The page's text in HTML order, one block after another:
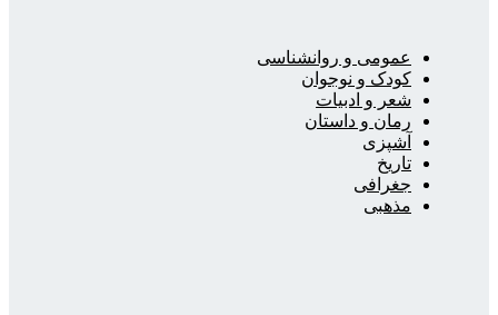
عمومی و روانشناسی
کودک و نوجوان
شعر و ادبیات
رمان و داستان
آشپزی
تاریخ
جغرافی
مذهبی